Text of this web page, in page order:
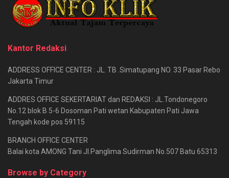
Kantor Redaksi
ADDRESS OFFICE CENTER : JL. TB .Simatupang NO. 33 Pasar Rebo
Jakarta Timur
ADDRES OFFICE SEKERTARIAT dan REDAKSI : JL.Tondonegoro
No.12 blok B 5-6 Dosoman Pati wetan Kabupaten Pati Jawa
Tengah kode pos 59115
BRANCH OFFICE CENTER
Balai kota AMONG Tani Jl.Panglima Sudirman No.507 Batu 65313
Browse by Category